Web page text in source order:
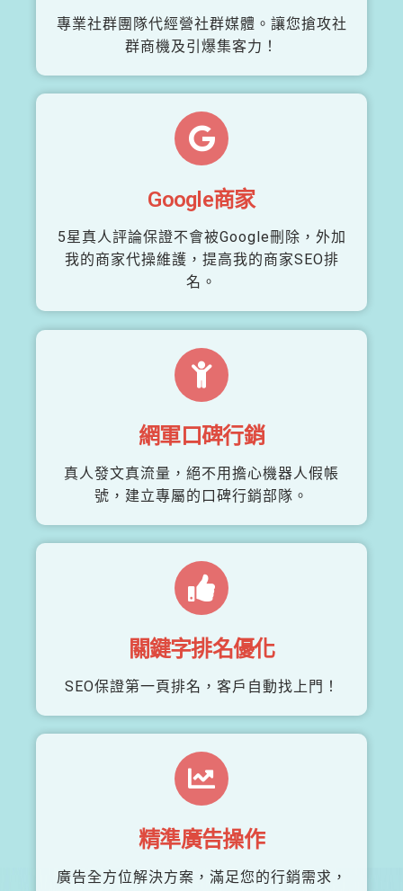
專業社群團隊代經營社群媒體。讓您搶攻社
群商機及引爆集客力！
Google商家
5星真人評論保證不會被Google刪除，外加
我的商家代操維護，提高我的商家SEO排
名。
網軍口碑行銷
真人發文真流量，絕不用擔心機器人假帳
號，建立專屬的口碑行銷部隊。
關鍵字排名優化
SEO保證第一頁排名，客戶自動找上門！
精準廣告操作
廣告全方位解決方案，滿足您的行銷需求，